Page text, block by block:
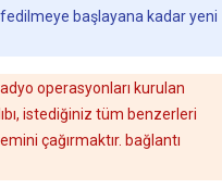
başlayana kadar yeni
operasyonları kurulan
istediğiniz tüm benzerleri
çağırmaktır. bağlantı